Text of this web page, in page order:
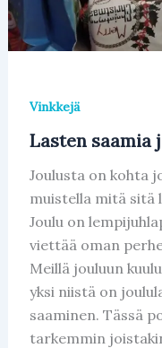
Vinkkejä
Lasten saamia
Joulusta on kohta
muistella mitä sitä
Joulu on
viettää oman
Meillä jouluun
yksi niistä on
saaminen. Tässä
tarkemmin